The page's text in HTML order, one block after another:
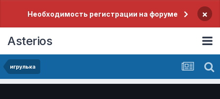
Необходимость регистрации на форуме ×
Asterios
игрулька